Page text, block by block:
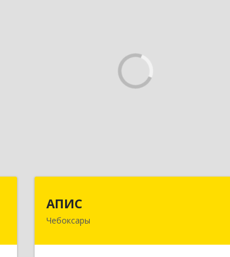
АПИС
Чебоксары428001, Чувашская Республика -